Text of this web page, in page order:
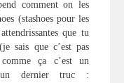
comment on les
(stashoes pour les
que tu
sais que c’est pas
ça c’est un
un dernier truc :